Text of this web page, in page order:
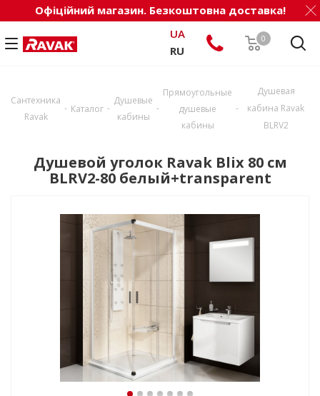
Офіційний магазин. Безкоштовна доставка!
0
UA
RU
Сантехника
Ravak
- Каталог -
Душевые
кабины
-
Прямоугольные
душевые
кабины
-
Душевая
кабина Ravak
BLRV2
Душевой уголок Ravak Blix 80 см
BLRV2-80 белый+transparent